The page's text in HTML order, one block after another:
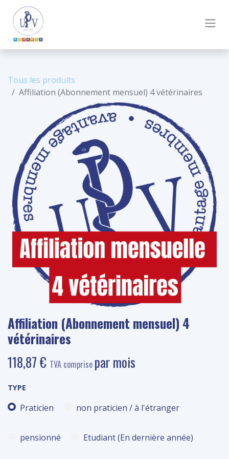
Tous les produits
Affiliation (Abonnement mensuel) 4 vétérinaires
Affiliation (Abonnement mensuel) 4
vétérinaires
118,87€ TVA comprise par mois
TYPE
Praticien non praticien / à l'étranger
pensionné Etudiant (En dernière année)